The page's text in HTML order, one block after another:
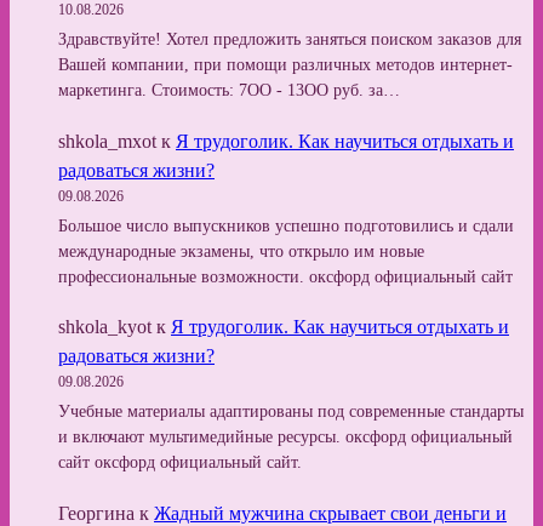
10.08.2026
Здравствуйте! Хотел предложить заняться поиском заказов для
Вашей компании, при помощи различных методов интернет-
маркетинга. Стоимость: 7OO - 13OO руб. за…
shkola_mxot к Я трудоголик. Как научиться отдыхать и
радоваться жизни?
09.08.2026
Большое число выпускников успешно подготовились и сдали
международные экзамены, что открыло им новые
профессиональные возможности. оксфорд официальный сайт
shkola_kyotк Я трудоголик. Как научиться отдыхать и
радоваться жизни?
09.08.2026
Учебные материалы адаптированы под современные стандарты
и включают мультимедийные ресурсы. оксфорд официальный
сайт оксфорд официальный сайт.
Георгина к Жадный мужчина скрывает свои деньги и